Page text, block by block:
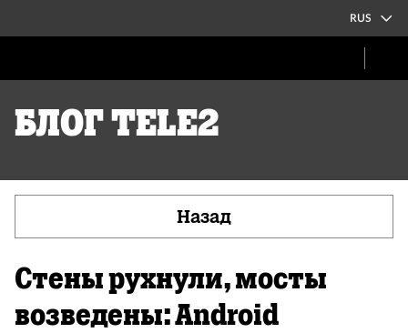
RUS
Блог Tele2
Назад
Стены рухнули, мосты
возведены: Android